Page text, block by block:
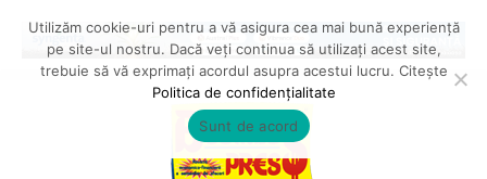
Utilizăm cookie-uri pentru a vă asigura cea mai bună experiență
pe site-ul nostru. Dacă veți continua să utilizați acest site,
trebuie să vă exprimați acordul asupra acestui lucru. Citește
Politica de confidențialitate
Sunt de acord